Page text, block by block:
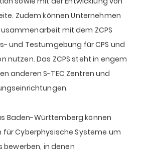
Zudem können Unternehmen
mit dem ZCPS
und Testumgebung für CPS und
nutzen. Das ZCPS steht in engem
anderen S-TEC Zentren und
Baden-Württemberg können
für Cyberphysische Systeme um
bewerben, in denen